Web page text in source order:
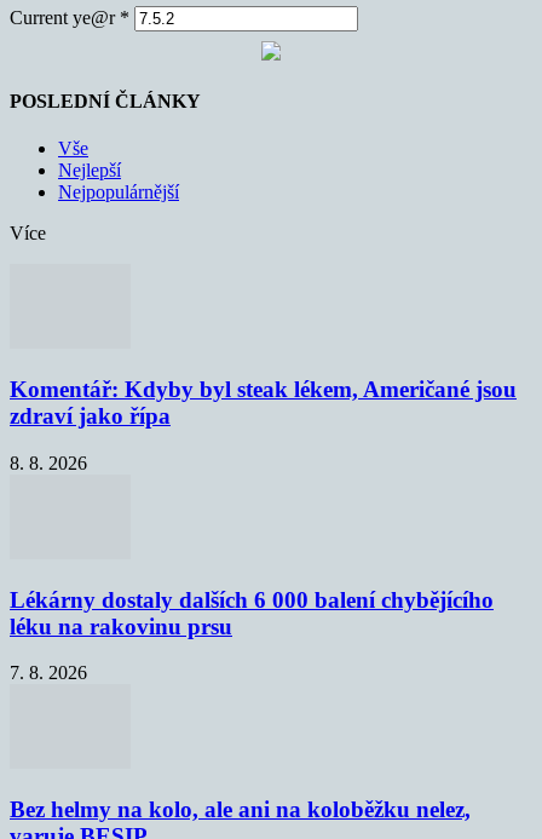
Current ye@r *
POSLEDNÍ ČLÁNKY
Vše
Nejlepší
Nejpopulárnější
Více
Komentář: Kdyby byl steak lékem, Američané jsou
zdraví jako řípa
8. 8. 2026
Lékárny dostaly dalších 6 000 balení chybějícího
léku na rakovinu prsu
7. 8. 2026
Bez helmy na kolo, ale ani na koloběžku nelez,